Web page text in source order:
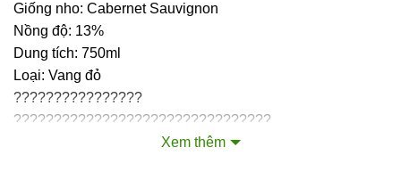
Giống nho: Cabernet Sauvignon
Nồng độ: 13%
Dung tích: 750ml
Loại: Vang đỏ
????????????????
????????????????????????????????
????????????????????????????
Xem thêm